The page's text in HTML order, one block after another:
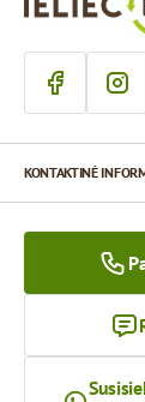
KONTAKTINĖ